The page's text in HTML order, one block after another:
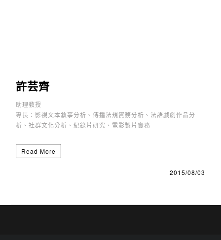
許芸齊
助理教授
專長：影視文本敘事分析、傳播法規實務分析、法語戲劇作品分
析、社群文化分析、紀錄片研究、電影製片實務
Read More
2015/08/03